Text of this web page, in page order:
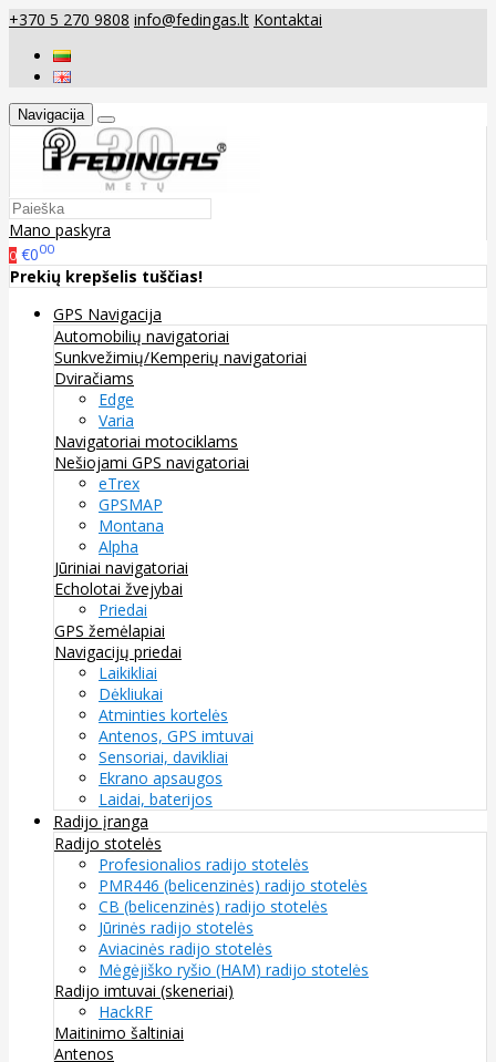
+370 5 270 9808 info@fedingas.lt Kontaktai
Navigacija
Mano paskyra
0 €000
Prekių krepšelis tuščias!
GPS Navigacija
Automobilių navigatoriai
Sunkvežimių/Kemperių navigatoriai
Dviračiams
Edge
Varia
Navigatoriai motociklams
Nešiojami GPS navigatoriai
eTrex
GPSMAP
Montana
Alpha
Jūriniai navigatoriai
Echolotai žvejybai
Priedai
GPS žemėlapiai
Navigacijų priedai
Laikikliai
Dėkliukai
Atminties kortelės
Antenos, GPS imtuvai
Sensoriai, davikliai
Ekrano apsaugos
Laidai, baterijos
Radijo įranga
Radijo stotelės
Profesionalios radijo stotelės
PMR446 (belicenzinės) radijo stotelės
CB (belicenzinės) radijo stotelės
Jūrinės radijo stotelės
Aviacinės radijo stotelės
Mėgėjiško ryšio (HAM) radijo stotelės
Radijo imtuvai (skeneriai)
HackRF
Maitinimo šaltiniai
Antenos